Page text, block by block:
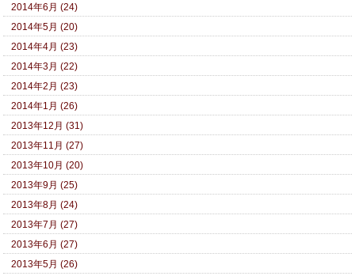
2014年6月 (24)
2014年5月 (20)
2014年4月 (23)
2014年3月 (22)
2014年2月 (23)
2014年1月 (26)
2013年12月 (31)
2013年11月 (27)
2013年10月 (20)
2013年9月 (25)
2013年8月 (24)
2013年7月 (27)
2013年6月 (27)
2013年5月 (26)